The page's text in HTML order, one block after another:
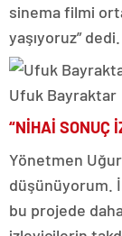
sinema filmi
yaşıyoruz” dedi.
Ufuk Bayraktar
“NİHAİ SONUÇ
Yönetmen Uğur
düşünüyorum.
bu projede